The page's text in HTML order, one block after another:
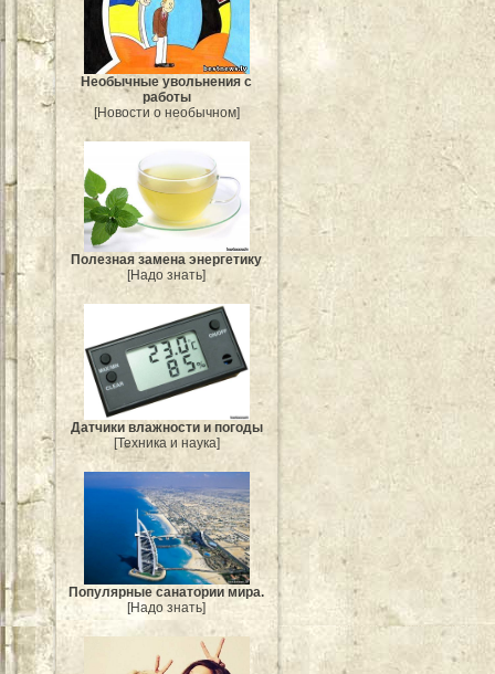
Необычные увольнения с
работы
[Новости о необычном]
Полезная замена энергетику
[Надо знать]
Датчики влажности и погоды
[Техника и наука]
Популярные санатории мира.
[Надо знать]